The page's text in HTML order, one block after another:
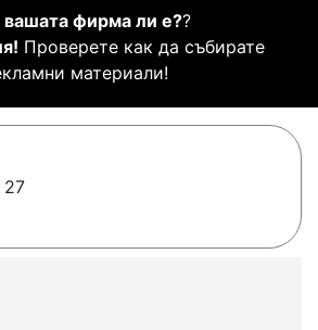
вашата фирма ли е??
Проверете как да събирате
материали!
27